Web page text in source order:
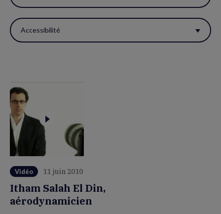
Accessibilité
Vidéo 11 juin 2010
Itham Salah El Din,
aérodynamicien